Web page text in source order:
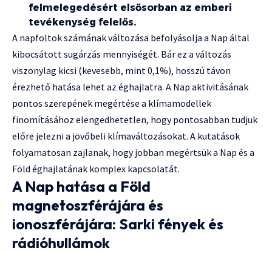
felmelegedésért elsősorban az emberi
tevékenység felelős.
A napfoltok számának változása befolyásolja a Nap által
kibocsátott sugárzás mennyiségét. Bár ez a változás
viszonylag kicsi (kevesebb, mint 0,1%), hosszú távon
érezhető hatása lehet az éghajlatra. A Nap aktivitásának
pontos szerepének megértése a klímamodellek
finomításához elengedhetetlen, hogy pontosabban tudjuk
előre jelezni a jövőbeli klímaváltozásokat. A kutatások
folyamatosan zajlanak, hogy jobban megértsük a Nap és a
Föld éghajlatának komplex kapcsolatát.
A Nap hatása a Föld
magnetoszférájára és
ionoszférájára: Sarki fények és
rádióhullámok